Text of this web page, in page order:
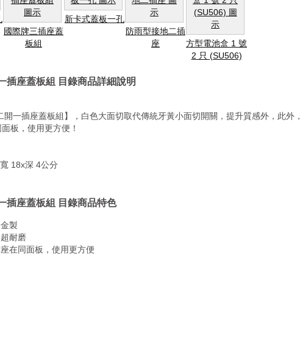
國際牌三插座蓋
板組
新卡式蓋板一孔
防雨型接地二插
座
方型電池盒 1 號
2 只 (SU506)
插座蓋板組 目錄商品詳細說明
開一插座蓋板組】，白色大面切取代傳統牙黃小面切開關，提升質感外，此外，
板，使用更方便！
18x深 4公分
插座蓋板組 目錄商品特色
製
耐磨
在同面板，使用更方便